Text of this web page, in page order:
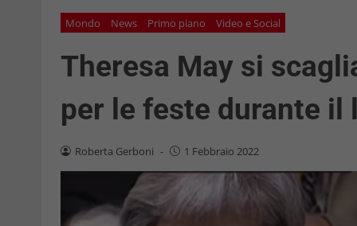
Mondo News Primo piano Video e Social
Theresa May si
per le feste durante il
Roberta Gerboni - 1 Febbraio 2022